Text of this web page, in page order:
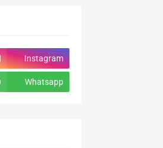
Instagram
Whatsapp